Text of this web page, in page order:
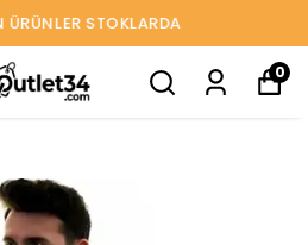
STOKLARDA
0